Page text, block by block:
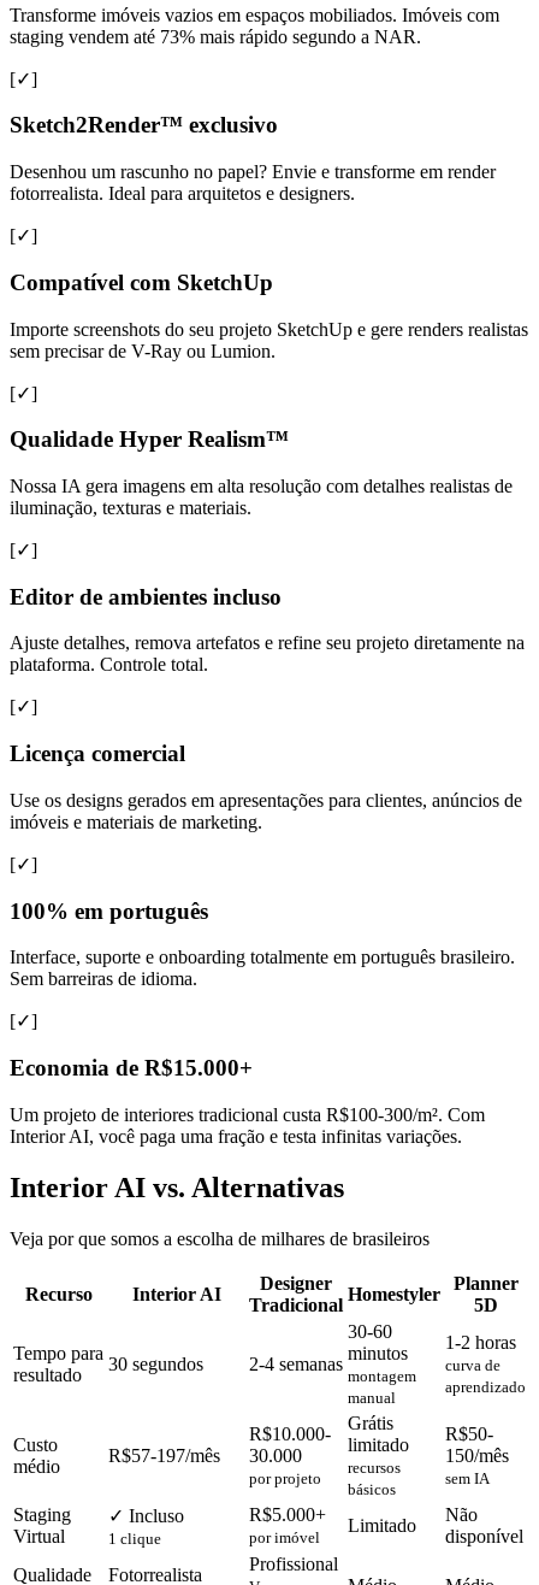
Transforme imóveis vazios em espaços mobiliados. Imóveis com
staging vendem até 73% mais rápido segundo a NAR.
[✓]
Sketch2Render™ exclusivo
Desenhou um rascunho no papel? Envie e transforme em render
fotorrealista. Ideal para arquitetos e designers.
[✓]
Compatível com SketchUp
Importe screenshots do seu projeto SketchUp e gere renders realistas
sem precisar de V-Ray ou Lumion.
[✓]
Qualidade Hyper Realism™
Nossa IA gera imagens em alta resolução com detalhes realistas de
iluminação, texturas e materiais.
[✓]
Editor de ambientes incluso
Ajuste detalhes, remova artefatos e refine seu projeto diretamente na
plataforma. Controle total.
[✓]
Licença comercial
Use os designs gerados em apresentações para clientes, anúncios de
imóveis e materiais de marketing.
[✓]
100% em português
Interface, suporte e onboarding totalmente em português brasileiro.
Sem barreiras de idioma.
[✓]
Economia de R$15.000+
Um projeto de interiores tradicional custa R$100-300/m². Com
Interior AI, você paga uma fração e testa infinitas variações.
Interior AI vs. Alternativas
Veja por que somos a escolha de milhares de brasileiros
Recurso Interior AI
Designer
Tradicional
Homestyler
Planner
5D
Tempo para
resultado
30 segundos 2-4 semanas
30-60
minutos
montagem
manual
1-2 horas
curva de
aprendizado
Custo
médio
R$57-197/mês
R$10.000-
30.000
por projeto
Grátis
limitado
recursos
básicos
R$50-
150/mês
sem IA
Staging
Virtual
✓ Incluso
1 clique
R$5.000+
por imóvel
Limitado
Não
disponível
Qualidade
Fotorrealista
Profissional